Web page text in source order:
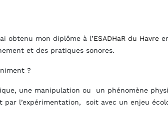
obtenu mon diplôme à l’ESADHaR du Havre
et des pratiques sonores.
?
une manipulation ou un phénomène
par l’expérimentation, soit avec un enjeu